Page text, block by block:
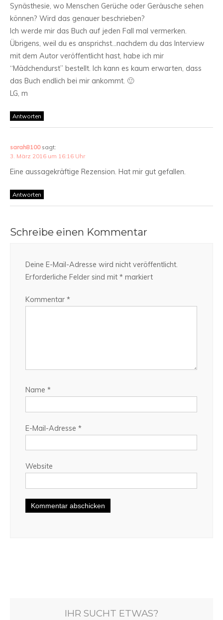
Synästhesie, wo Menschen Gerüche oder Geräusche sehen
können? Wird das genauer beschrieben?
Ich werde mir das Buch auf jeden Fall mal vermerken.
Übrigens, weil du es ansprichst…nachdem du das Interview
mit dem Autor veröffentlicht hast, habe ich mir
“Mädchendurst” bestellt. Ich kann es kaum erwarten, dass
das Buch endlich bei mir ankommt. 🙂
LG, m
Antworten
sarah8100 sagt:
3. März 2016 um 16:16 Uhr
Eine aussagekräftige Rezension. Hat mir gut gefallen.
Antworten
Schreibe einen Kommentar
Deine E-Mail-Adresse wird nicht veröffentlicht.
Erforderliche Felder sind mit * markiert
Kommentar *
Name *
E-Mail-Adresse *
Website
IHR SUCHT ETWAS?